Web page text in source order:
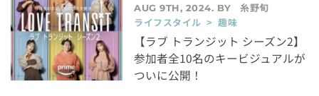
AUG 9TH, 2024. BY
糸野旬
ライフスタイル > 趣味
【ラブ トランジット シーズン2】
参加者全10名のキービジュアルが
ついに公開！